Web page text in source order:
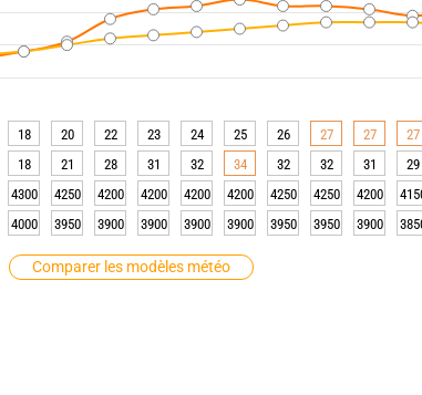
Comparer les modèles météo
18 20 22 23 24 25 26 27 27 27
18 21 28 31 32 34 32 32 31 29
4300 4250 4200 4200 4200 4200 4250 4250 4200
4000 3950 3900 3900 3900 3900 3950 3950 3900